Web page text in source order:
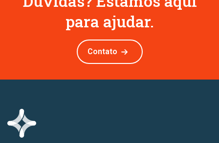
para ajudar.
Contato